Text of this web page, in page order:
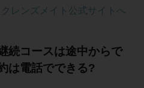
クレンズメイト公式サイトへ
続コースは途中からで
は電話でできる?